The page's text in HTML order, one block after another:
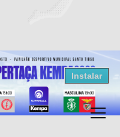
Instalar